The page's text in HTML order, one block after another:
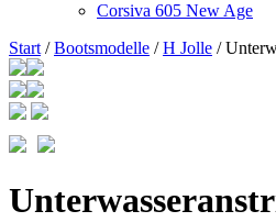
Corsiva 605 New Age
Start /Bootsmodelle /H Jolle /